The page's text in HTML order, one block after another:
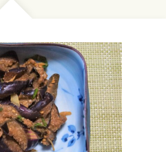
健診
ついて
びつき支援